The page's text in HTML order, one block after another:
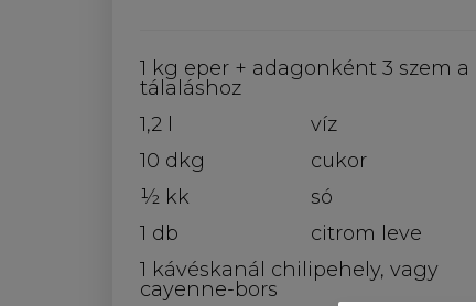
1 kg eper + adagonként 3 szem a
tálaláshoz
1,2 l
víz
10 dkg
cukor
½ kk
só
1 db
citrom leve
1 kávéskanál chilipehely, vagy
cayenne-bors